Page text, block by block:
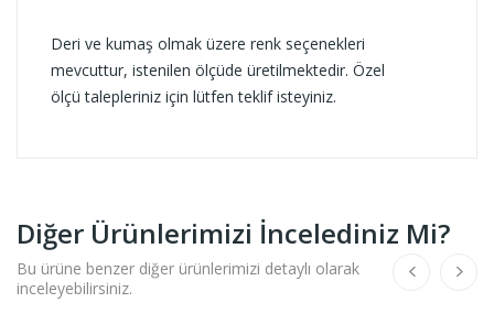
Deri ve kumaş olmak üzere renk seçenekleri
mevcuttur, istenilen ölçüde üretilmektedir. Özel
ölçü talepleriniz için lütfen teklif isteyiniz.
Diğer Ürünlerimizi İncelediniz Mi?
Bu ürüne benzer diğer ürünlerimizi detaylı olarak
inceleyebilirsiniz.